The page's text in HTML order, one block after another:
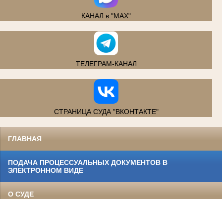
КАНАЛ в "MAX"
ТЕЛЕГРАМ-КАНАЛ
СТРАНИЦА СУДА "ВКОНТАКТЕ"
ГЛАВНАЯ
ПОДАЧА ПРОЦЕССУАЛЬНЫХ ДОКУМЕНТОВ В
ЭЛЕКТРОННОМ ВИДЕ
О СУДЕ